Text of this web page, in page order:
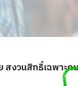
งวนสิทธิ์เฉพาะ